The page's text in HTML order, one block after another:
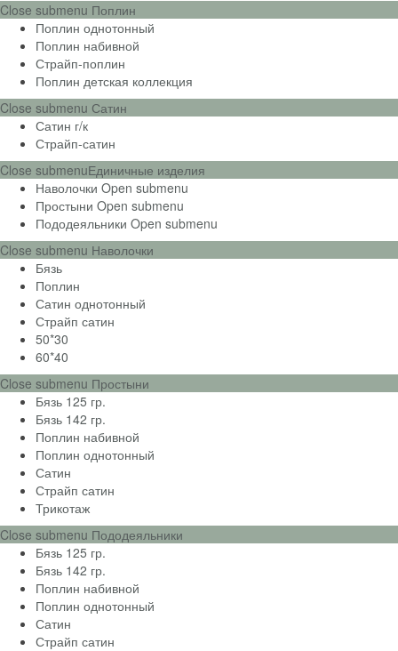
Close submenu Поплин
Поплин однотонный
Поплин набивной
Страйп-поплин
Поплин детская коллекция
Close submenu Сатин
Сатин г/к
Страйп-сатин
Close submenuЕдиничные изделия
Наволочки Open submenu
Простыни Open submenu
Пододеяльники Open submenu
Close submenu Наволочки
Бязь
Поплин
Сатин однотонный
Страйп сатин
50*30
60*40
Close submenu Простыни
Бязь 125 гр.
Бязь 142 гр.
Поплин набивной
Поплин однотонный
Сатин
Страйп сатин
Трикотаж
Close submenu Пододеяльники
Бязь 125 гр.
Бязь 142 гр.
Поплин набивной
Поплин однотонный
Сатин
Страйп сатин